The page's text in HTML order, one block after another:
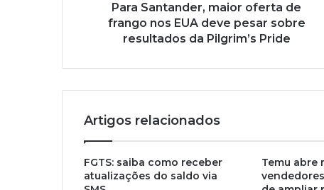
Para Santander, maior oferta de
frango nos EUA deve pesar sobre
resultados da Pilgrim’s Pride
Artigos relacionados
FGTS: saiba como receber
atualizações do saldo via
Temu abre